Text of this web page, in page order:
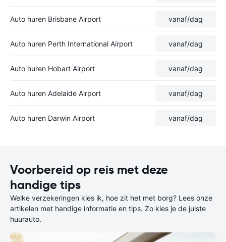
Auto huren Brisbane Airport vanaf/dag
Auto huren Perth International Airport vanaf/dag
Auto huren Hobart Airport vanaf/dag
Auto huren Adelaide Airport vanaf/dag
Auto huren Darwin Airport vanaf/dag
Voorbereid op reis met deze
handige tips
Welke verzekeringen kies ik, hoe zit het met borg? Lees onze
artikelen met handige informatie en tips. Zo kies je de juiste
huurauto.